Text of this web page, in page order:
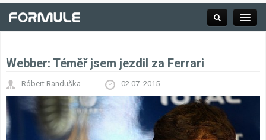
Závodní série
Webber: Téměř jsem jezdil za Ferrari
Róbert Randuška 02.07. 2015